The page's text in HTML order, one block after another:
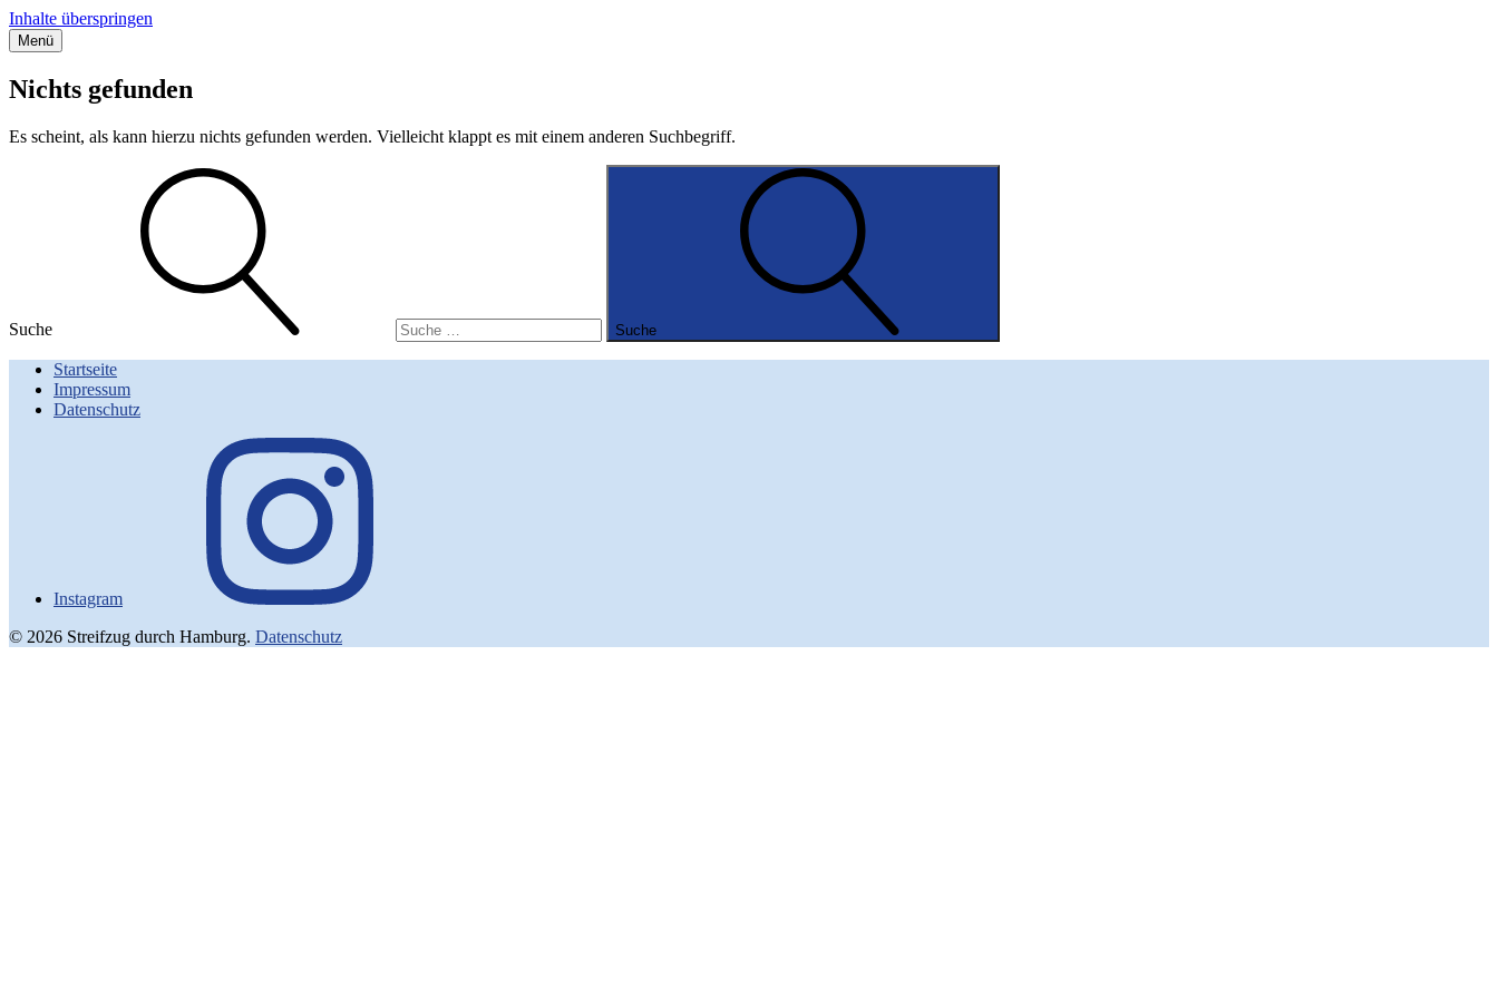
Inhalte überspringen
Streifzug durch Hamburg
Anja Reimers – Stadtführerin für Hamburg
Menü
Nichts gefunden
Es scheint, als kann hierzu nichts gefunden werden. Vielleicht klappt es mit einem anderen Suchbegriff.
Suche Suche
Startseite
Impressum
Datenschutz
Instagram
© 2026 Streifzug durch Hamburg. Datenschutz